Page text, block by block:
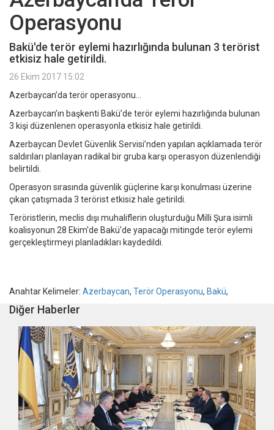
Operasyonu
Bakü'de terör eylemi hazırlığında bulunan 3 terörist
etkisiz hale getirildi.
26 Ekim 2017 15:02
Azerbaycan’da terör operasyonu...
Azerbaycan’ın başkenti Bakü’de terör eylemi hazırlığında bulunan
3 kişi düzenlenen operasyonla etkisiz hale getirildi.
Azerbaycan Devlet Güvenlik Servisi’nden yapılan açıklamada terör
saldırıları planlayan radikal bir gruba karşı operasyon düzenlendiği
belirtildi.
Operasyon sırasında güvenlik güçlerine karşı konulması üzerine
çıkan çatışmada 3 terörist etkisiz hale getirildi.
Teröristlerin, meclis dışı muhaliflerin oluşturduğu Milli Şura isimli
koalisyonun 28 Ekim'de Bakü’de yapacağı mitingde terör eylemi
gerçekleştirmeyi planladıkları kaydedildi.
Anahtar Kelimeler: Azerbaycan, Terör Operasyonu, Bakü,
Diğer Haberler